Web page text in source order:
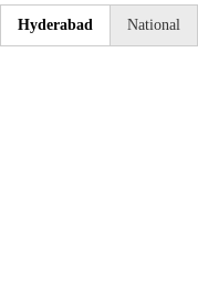
Hyderabad National